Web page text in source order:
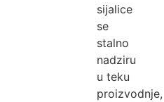
sijalice
se
stalno
nadziru
u teku
proizvodnje,